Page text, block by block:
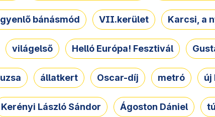
bánásmód VII.kerület Karcsi, a
világelső Helló Európa! Fesztivál
állatkert Oscar-díj metró új
Kerényi László Sándor Ágoston Dániel